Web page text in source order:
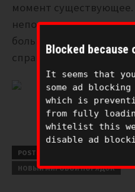
момент
непонятно: почему
больше в мире не было
справедливых людей у
POSTED UNDER
НОВЫЙ МИРОВОЙ ПОРЯДОК
Blocked because
It seems that
some ad
which is
from fully
whitelist this
disable ad